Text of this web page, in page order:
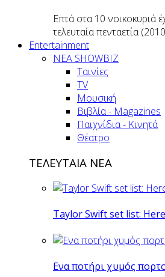
Επτά στα 10 νοικοκυριά
τελευταία πενταετία
Entertainment
ΝΕΑ SHOWBIZ
Ταινίες
TV
Μουσική
Βιβλία - Magazines
Παιχνίδια - Κινητά
Θέατρο
ΤΕΛΕΥΤΑΙΑ ΝΕΑ
Taylor Swift set list:
Eνα ποτήρι χυμός